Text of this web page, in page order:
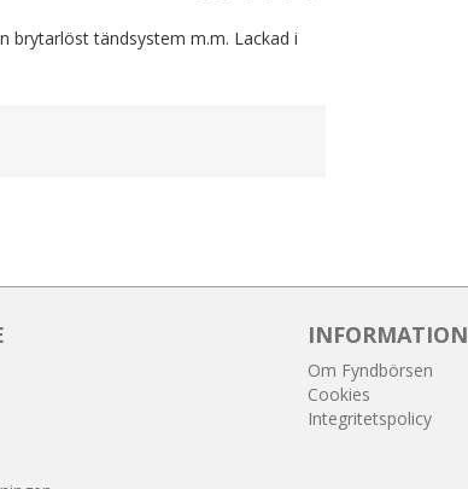
brytarlöst tändsystem m.m. Lackad i
INFORMATION
Om Fyndbörsen
Cookies
Integritetspolicy